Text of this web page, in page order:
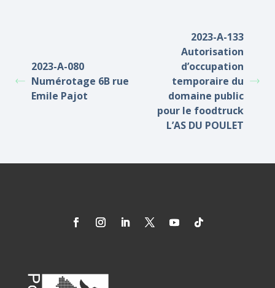
2023-A-080
Numérotage 6B rue
Emile Pajot
2023-A-133
Autorisation
d’occupation
temporaire du
domaine public
pour le foodtruck
L’AS DU POULET